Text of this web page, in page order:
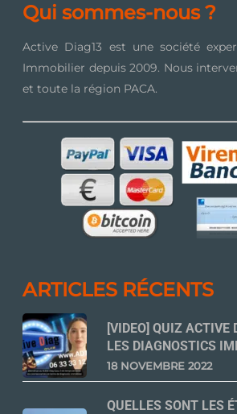
Qui sommes-nous ?
Active Diag13 est une société
Immobilier depuis 2009. Nous
et toute la région PACA.
ARTICLES RÉCENTS
[VIDEO] QUIZ ACTIVE
LES DIAGNOSTICS
18 NOVEMBRE 2022
QUELLES SONT LES